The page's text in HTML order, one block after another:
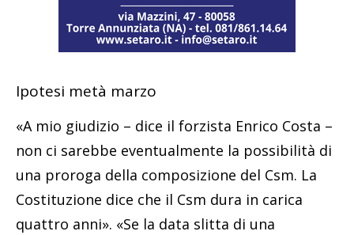
Ipotesi metà marzo
«A mio giudizio – dice il forzista Enrico Costa –
non ci sarebbe eventualmente la possibilità di
una proroga della composizione del Csm. La
Costituzione dice che il Csm dura in carica
quattro anni». «Se la data slitta di una